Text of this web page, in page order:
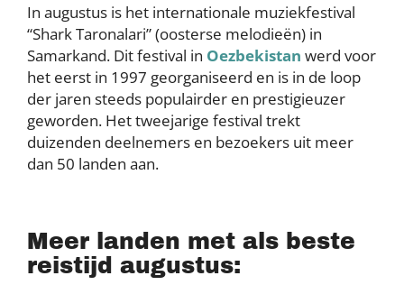
In augustus is het internationale muziekfestival
“Shark Taronalari” (oosterse melodieën) in
Samarkand. Dit festival in Oezbekistan werd voor
het eerst in 1997 georganiseerd en is in de loop
der jaren steeds populairder en prestigieuzer
geworden. Het tweejarige festival trekt
duizenden deelnemers en bezoekers uit meer
dan 50 landen aan.
Meer landen met als beste
reistijd augustus: